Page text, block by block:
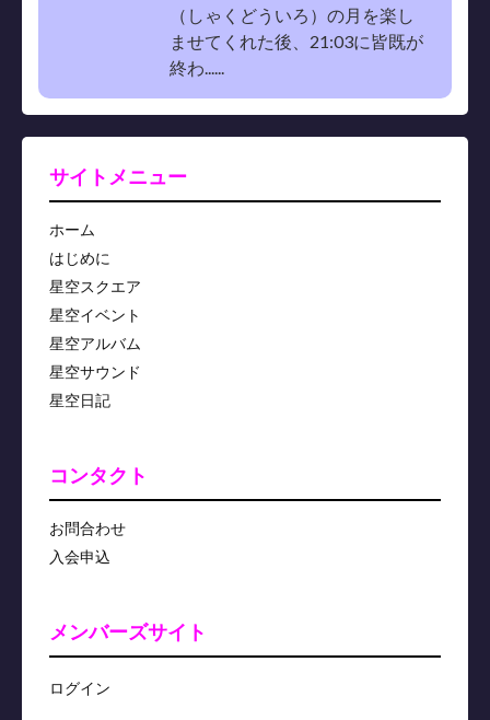
（しゃくどういろ）の月を楽し
ませてくれた後、21:03に皆既が
終わ......
サイトメニュー
ホーム
はじめに
星空スクエア
星空イベント
星空アルバム
星空サウンド
星空日記
コンタクト
お問合わせ
入会申込
メンバーズサイト
ログイン